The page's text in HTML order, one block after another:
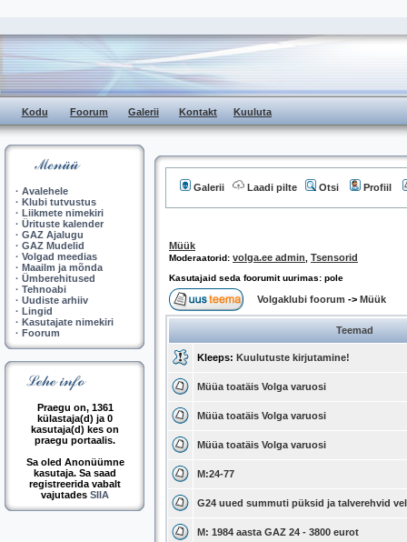
Kodu Foorum Galerii Kontakt Kuuluta
· Avalehele
· Klubi tutvustus
· Liikmete nimekiri
· Ürituste kalender
· GAZ Ajalugu
· GAZ Mudelid
· Volgad meedias
· Maailm ja mõnda
· Ümberehitused
· Tehnoabi
· Uudiste arhiiv
· Lingid
· Kasutajate nimekiri
· Foorum
Praegu on, 1361
külastaja(d) ja 0
kasutaja(d) kes on
praegu portaalis.
Sa oled Anonüümne
kasutaja. Sa saad
registreerida vabalt
vajutades SIIA
Galerii Laadi pilte Otsi Profiil
Müük
Moderaatorid: volga.ee admin Tsensorid
Kasutajaid seda foorumit uurimas: pole
Volgaklubi foorum -> Müük
Teemad
Kleeps: Kuulutuste kirjutamine!
Müüa toatäis Volga varuosi
Müüa toatäis Volga varuosi
Müüa toatäis Volga varuosi
M:24-77
G24 uued summuti püksid ja talverehvid
M: 1984 aasta GAZ 24 - 3800 eurot